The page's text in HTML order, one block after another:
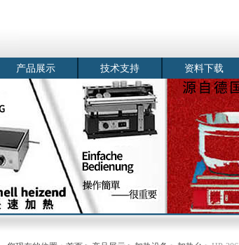
产品展示 技术支持 资料下载